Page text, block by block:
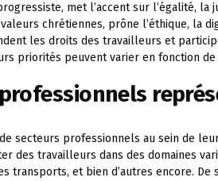
met l’accent sur l’égalité, la
chrétiennes, prône l’éthique, la
les droits des travailleurs et
priorités peuvent varier en fonction
secteurs professionnels au sein de
des travailleurs dans des domaines
transports, et bien d’autres encore. De